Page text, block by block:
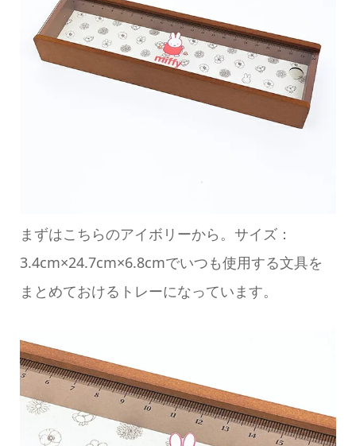
まずはこちらのアイボリーから。サイズ：
3.4cm×24.7cm×6.8cmでいつも使用する文具を
まとめておけるトレーになっています。